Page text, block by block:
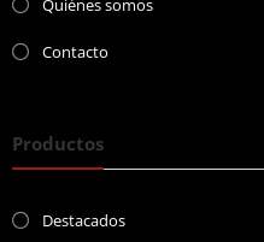
Quiénes somos
Contacto
Productos
Destacados